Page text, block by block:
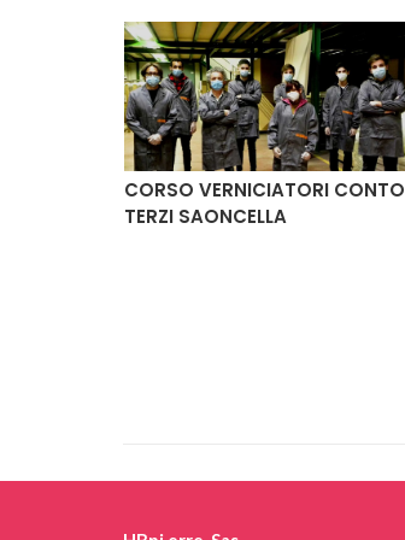
CORSO VERNICIATORI CONTO
TERZI SAONCELLA